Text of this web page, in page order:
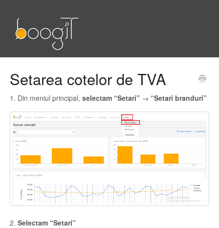
Setarea cotelor de TVA
1. Din meniul principal, selectam “Setari” → “Setari branduri”
2. Selectam “Setari”